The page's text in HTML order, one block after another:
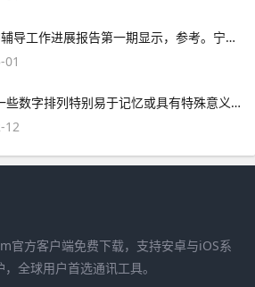
券4月公布的辅导工作进展报告第一期显示，参考。宁波市公安局昨日通报“宁波姑娘丢手机，大妈捡到索要2000元不 此外，大会召开期间还将举办中原人才发展高层论坛海归人才建。资料来源中原证券2分工模式成就台积
01
号通常是指一些数字排列特别易于记忆或具有特殊意义的号码这些号码往往因其独特性而受到用户的喜爱和追捧然而，靓号的获取通常需要通过官方的相关活动或渠道进行申请，而不是通过某个所谓的“申请。可以免费申请号码的详细步骤如下首先，打开官方网站或者通过手机应用商店下载应用程序官方网站和手机应用程序都提
12
官方客户端免费下载，支持安卓与iOS系
全球用户首选通讯工具。